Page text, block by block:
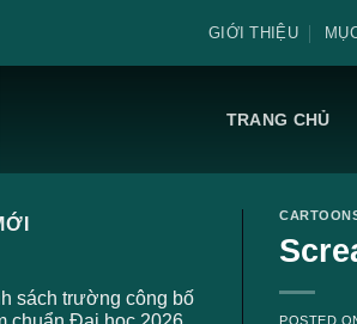
GIỚI THIỆU
TRANG CHỦ
sách trường công bố
POSTED